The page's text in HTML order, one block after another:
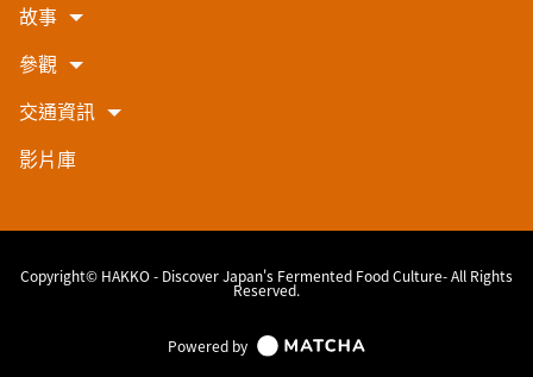
故事
參觀
交通資訊
影片庫
Copyright© HAKKO - Discover Japan's Fermented Food Culture- All Rights
Reserved.
Powered by